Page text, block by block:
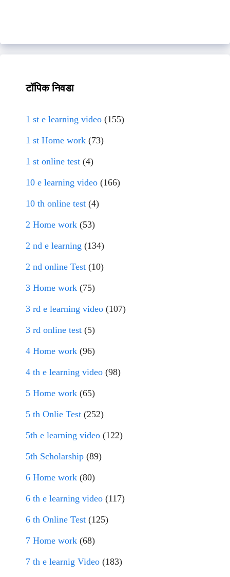
टॉपिक निवडा
1 st e learning video (155)
1 st Home work (73)
1 st online test (4)
10 e learning video (166)
10 th online test (4)
2 Home work (53)
2 nd e learning (134)
2 nd online Test (10)
3 Home work (75)
3 rd e learning video (107)
3 rd online test (5)
4 Home work (96)
4 th e learning video (98)
5 Home work (65)
5 th Onlie Test (252)
5th e learning video (122)
5th Scholarship (89)
6 Home work (80)
6 th e learning video (117)
6 th Online Test (125)
7 Home work (68)
7 th e learnig Video (183)